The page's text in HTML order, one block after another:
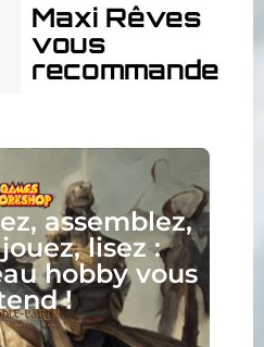
Maxi Rêves
vous
recommande
assemblez,
lisez :
hobby vous
!